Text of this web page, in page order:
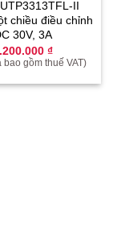
II
chiều điều chỉnh
30V, 3A
₫
gồm thuế VAT)